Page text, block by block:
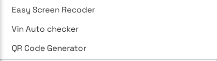
Easy Screen Recoder
Vin Auto checker
QR Code Generator